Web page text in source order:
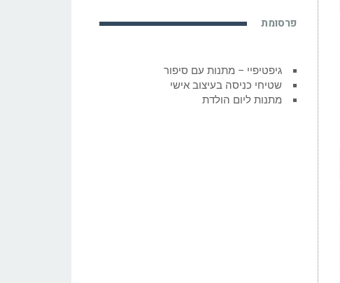
פרסומת
גיפטיפיי – מתנות עם סיפור
שטיחי כניסה בעיצוב אישי
מתנות ליום הולדת